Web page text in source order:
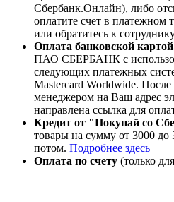
Сбербанк.Онлайн), либо
оплатите счет в платежном
или обратитесь к
Оплата банковской картой
ПАО СБЕРБАНК с
следующих платежных
Mastercard Worldwide. После
менеджером на Ваш адрес
направлена ссылка для
Кредит от "Покупай со
товары на сумму от 3000 до
потом. Подробнее здесь
Оплата по счету (только